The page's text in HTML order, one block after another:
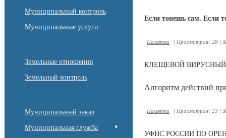
Муниципальный контроль
Муниципальные услуги
Земельные отношения
Земельный контроль
Муниципальный заказ
Муниципальная служба
Если тонешь сам. Если
Памятки | Просмотров: 28 |
КЛЕЩЕВОЙ
Алгоритм действий
Памятки | Просмотров: 23 |
УФНС РОССИИ ПО